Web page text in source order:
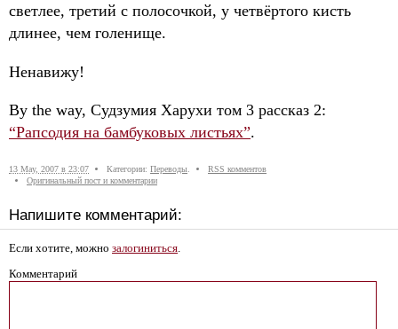
светлее, третий с полосочкой, у четвёртого кисть
длинее, чем голенище.
Ненавижу!
By the way, Судзумия Харухи том 3 рассказ 2:
“Рапсодия на бамбуковых листьях”.
13 May, 2007 в 23:07 Категории: Переводы
RSS комментов
Оригинальный пост и комментарии
Напишите комментарий:
Если хотите, можно залогиниться
Комментарий